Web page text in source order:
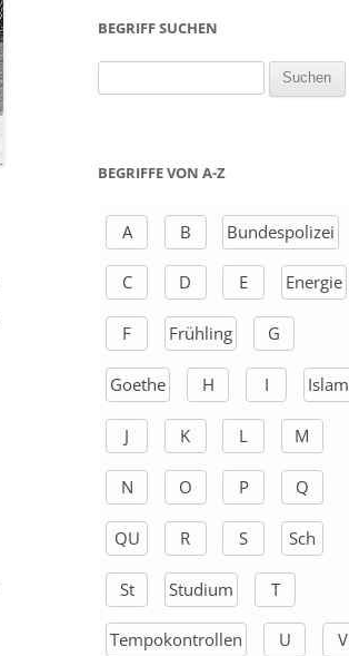
BEGRIFF SUCHEN
h
h
BEGRIFFE VON A-Z
A B Bundespolizei
C D E Energie
F Frühling G
Goethe H I Islam
J K L M
N O P Q
QU R S Sch
St Studium T
Tempokontrollen U V